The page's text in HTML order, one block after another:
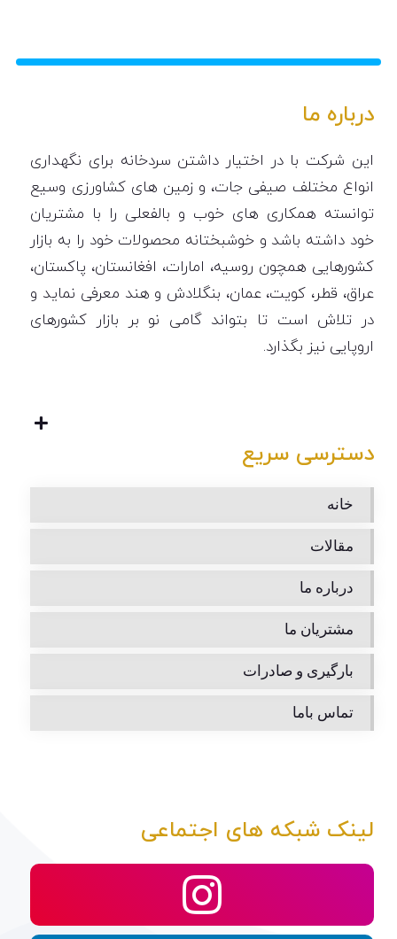
درباره ما
این شرکت با در اختیار داشتن سردخانه برای نگهداری
انواع مختلف صیفی جات، و زمین های کشاورزی وسیع
توانسته همکاری های خوب و بالفعلی را با مشتریان
خود داشته باشد و خوشبختانه محصولات خود را به بازار
کشورهایی همچون روسیه، امارات، افغانستان، پاکستان،
عراق، قطر، کویت، عمان، بنگلادش و هند معرفی نماید و
در تلاش است تا بتواند گامی نو بر بازار کشورهای
اروپایی نیز بگذارد.
دسترسی سریع
خانه
مقالات
درباره ما
مشتریان ما
بارگیری و صادرات
تماس باما
لینک شبکه های اجتماعی